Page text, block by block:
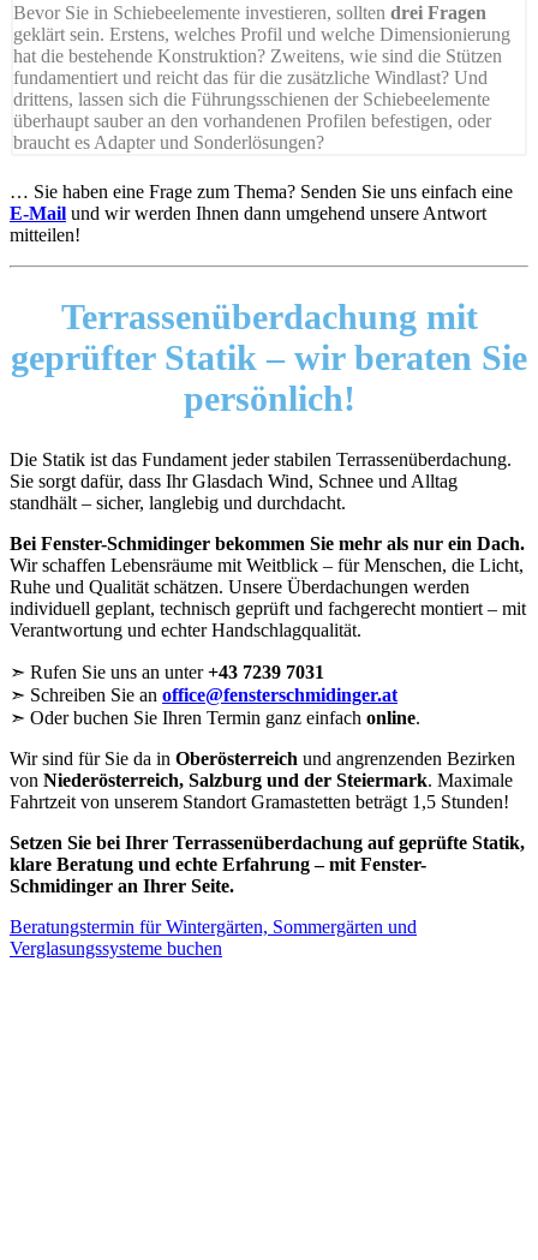
Bevor Sie in Schiebeelemente investieren, sollten drei Fragen
geklärt sein. Erstens, welches Profil und welche Dimensionierung
hat die bestehende Konstruktion? Zweitens, wie sind die Stützen
fundamentiert und reicht das für die zusätzliche Windlast? Und
drittens, lassen sich die Führungsschienen der Schiebeelemente
überhaupt sauber an den vorhandenen Profilen befestigen, oder
braucht es Adapter und Sonderlösungen?
… Sie haben eine Frage zum Thema? Senden Sie uns einfach eine
E-Mail und wir werden Ihnen dann umgehend unsere Antwort
mitteilen!
Terrassenüberdachung mit
geprüfter Statik –wir beraten Sie
persönlich!
Die Statik ist das Fundament jeder stabilen Terrassenüberdachung.
Sie sorgt dafür, dass Ihr Glasdach Wind, Schnee und Alltag
standhält – sicher, langlebig und durchdacht.
Bei Fenster-Schmidinger bekommen Sie mehr als nur ein Dach.
Wir schaffen Lebensräume mit Weitblick – für Menschen, die Licht,
Ruhe und Qualität schätzen. Unsere Überdachungen werden
individuell geplant, technisch geprüft und fachgerecht montiert – mit
Verantwortung und echter Handschlagqualität.
➣ Rufen Sie uns an unter+43 7239 7031
➣ Schreiben Sie an office@fensterschmidinger.at
➣ Oder buchen Sie Ihren Termin ganz einfach online.
Wir sind für Sie da in Oberösterreich und angrenzenden Bezirken
von Niederösterreich, Salzburg und der Steiermark. Maximale
Fahrtzeit von unserem Standort Gramastetten beträgt 1,5 Stunden!
Setzen Sie bei Ihrer Terrassenüberdachung auf geprüfte Statik,
klare Beratung und echte Erfahrung – mit Fenster-
Schmidinger an Ihrer Seite.
Beratungstermin für Wintergärten, Sommergärten und
Verglasungssysteme buchen